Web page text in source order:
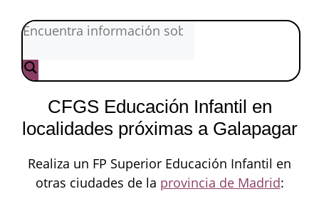
CFGS Educación Infantil en
localidades próximas a Galapagar
Realiza un FP Superior Educación Infantil en
otras ciudades de la provincia de Madrid: